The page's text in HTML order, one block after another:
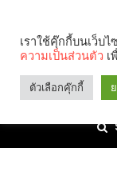
เราใช้คุ๊กกี้บนเว็บ
ความเป็นส่วนตัว เ
ตัวเลือกคุ๊กกี้